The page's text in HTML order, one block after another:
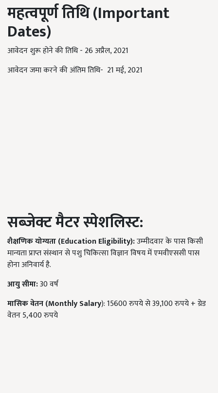
महत्वपूर्ण तिथि (Important
Dates)
आवेदन शुरू होने की तिथि - 26 अप्रैल, 2021
आवेदन जमा करने की अंतिम तिथि- 21 मई, 2021
सब्जेक्ट मैटर स्पेशलिस्ट:
शैक्षणिक योग्यता (Education Eligibility):उम्मीदवार के पास किसी
मान्यता प्राप्त संस्थान से पशु चिकित्सा विज्ञान विषय में एमवीएससी पास
होना अनिवार्य है.
आयु सीमा:30 वर्ष
मासिक वेतन (Monthly Salary): 15600 रुपये से 39,100 रुपये + ग्रेड
वेतन 5,400 रुपये